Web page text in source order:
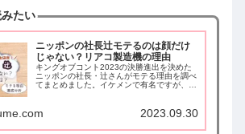
たい
ニッポンの社長辻モテるのは顔だけ
じゃない？リアコ製造機の理由
キングオブコント2023の決勝進出を決めた
ニッポンの社長・辻さんがモテる理由を調べ
てまとめました。イケメンで有名ですが、辻
魅力をまとめて紹介します。
2023.09.30